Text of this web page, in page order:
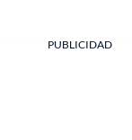
PUBLICIDAD